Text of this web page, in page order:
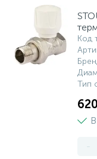
Код
Тип
-